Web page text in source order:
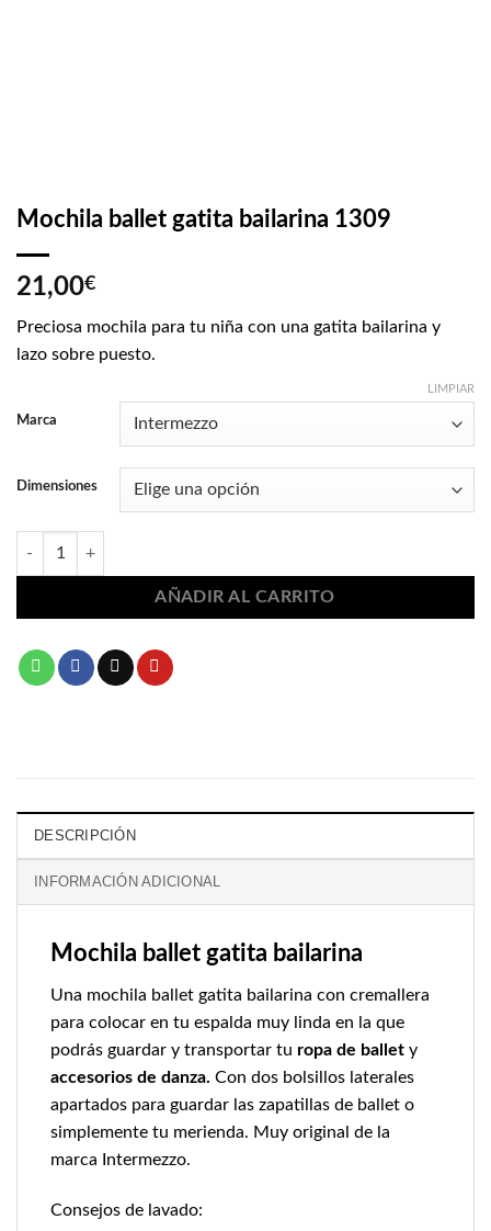
Mochila ballet gatita bailarina 1309
21,00€
Preciosa mochila para tu niña con una gatita bailarina y
lazo sobre puesto.
Marca
Dimensiones
LIMPIAR
Mochila ballet gatita bailarina 1309 cantidad
AÑADIR AL CARRITO
DESCRIPCIÓN
INFORMACIÓN ADICIONAL
Mochila ballet gatita bailarina
Una mochila ballet gatita bailarina con cremallera
para colocar en tu espalda muy linda en la que
podrás guardar y transportar tu ropa de ballet y
accesorios de danza. Con dos bolsillos laterales
apartados para guardar las zapatillas de ballet o
simplemente tu merienda. Muy original de la
marca Intermezzo.
Consejos de lavado: